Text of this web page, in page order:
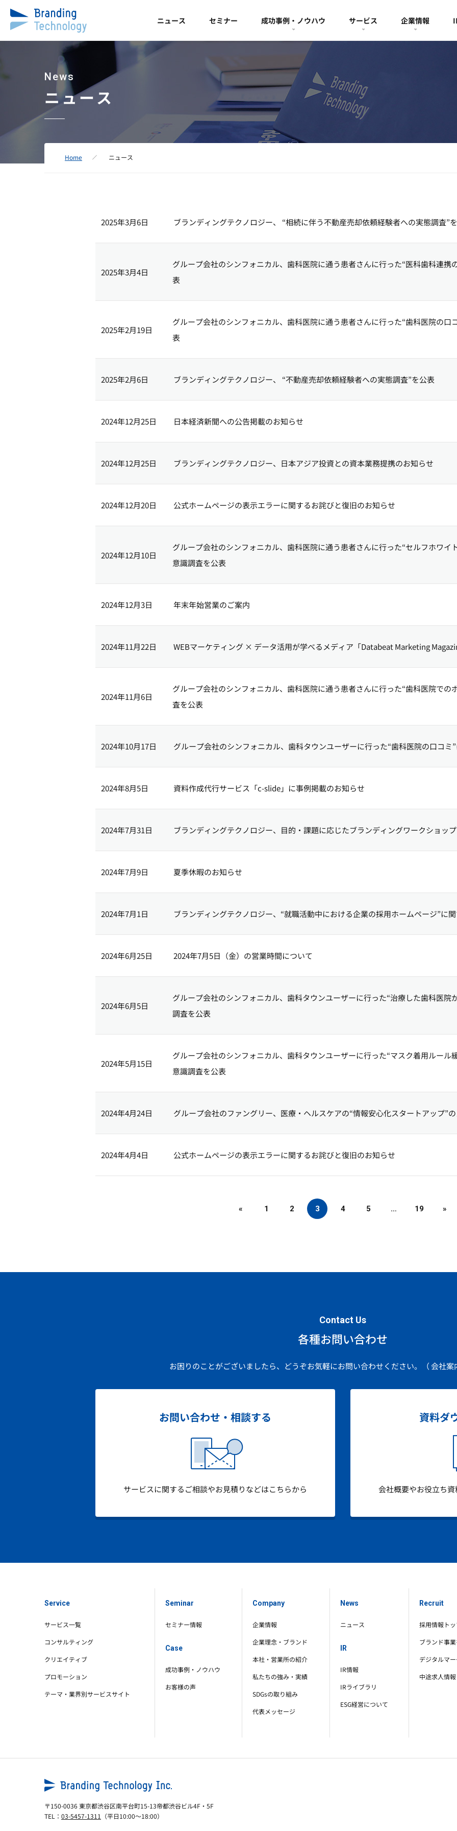
ニュース セミナー 成功事例・ノウハウ サービス 企業情報
News
ニュース
Home ニュース
2025年3月6日 ブランディングテクノロジー、 “相続に伴う不動産売却依頼経験者への実態調査”
2025年3月4日
グループ会社のシンフォニカル、歯科医院に通う患者さんに行った“医科歯科連携
表
2025年2月19日
グループ会社のシンフォニカル、歯科医院に通う患者さんに行った“歯科医院の口
表
2025年2月6日 ブランディングテクノロジー、 “不動産売却依頼経験者への実態調査”を公表
2024年12月25日 日本経済新聞への公告掲載のお知らせ
2024年12月25日 ブランディングテクノロジー、日本アジア投資との資本業務提携のお知らせ
2024年12月20日 公式ホームページの表示エラーに関するお詫びと復旧のお知らせ
2024年12月10日
グループ会社のシンフォニカル、歯科医院に通う患者さんに行った“セルフホワイ
意識調査を公表
2024年12月3日 年末年始営業のご案内
2024年11月22日 WEBマーケティング × データ活用が学べるメディア「Databeat Marketing
2024年11月6日
グループ会社のシンフォニカル、歯科医院に通う患者さんに行った“歯科医院での
査を公表
2024年10月17日 グループ会社のシンフォニカル、歯科タウンユーザーに行った“歯科医院の口コミ
2024年8月5日 資料作成代行サービス「c-slide」に事例掲載のお知らせ
2024年7月31日 ブランディングテクノロジー、目的・課題に応じたブランディングワークショッ
2024年7月9日 夏季休暇のお知らせ
2024年7月1日 ブランディングテクノロジー、“就職活動中における企業の採用ホームページ”に
2024年6月25日 2024年7月5日（金）の営業時間について
2024年6月5日
グループ会社のシンフォニカル、歯科タウンユーザーに行った“治療した歯科医院
調査を公表
2024年5月15日
グループ会社のシンフォニカル、歯科タウンユーザーに行った“マスク着用ルール
意識調査を公表
2024年4月24日 グループ会社のファングリー、医療・ヘルスケアの“情報安心化スタートアップ”
2024年4月4日 公式ホームページの表示エラーに関するお詫びと復旧のお知らせ
« 1 2 3 4 5 … 19 »
Contact Us
各種お問い合わせ
お困りのことがございましたら、どうぞお気軽にお問い合わせください。 （ 会社
お問い合わせ ・相談する
サービスに関するご相談やお見積りなどはこちらから
資料ダ
会社概要やお役立ち
Service
サービス一覧
コンサルティング
クリエイティブ
プロモーション
テーマ・業界別サービスサイト
Seminar
セミナー情報
Case
成功事例・ノウハウ
お客様の声
Company
企業情報
企業理念・ブランド
本社・営業所の紹介
私たちの強み・実績
SDGsの取り組み
代表メッセージ
News
ニュース
IR
IR情報
IRライブラリ
ESG経営について
Recruit
採用情報ト
ブランド事
デジタルマ
中途求人情報
〒150-0036東京都渋谷区南平台町15-13帝都渋谷ビル4F・5F
TEL： 03-5457-1311 （平日10:00～18:00）